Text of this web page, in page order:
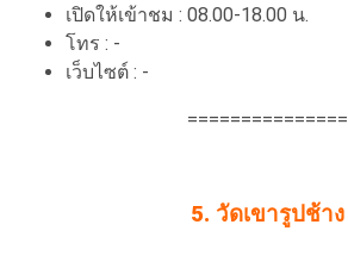
เปิดให้เข้าชม : 08.00-18.00 น.
โทร : -
เว็บไซต์ : -
===============
5. วัดเขารูปช้าง